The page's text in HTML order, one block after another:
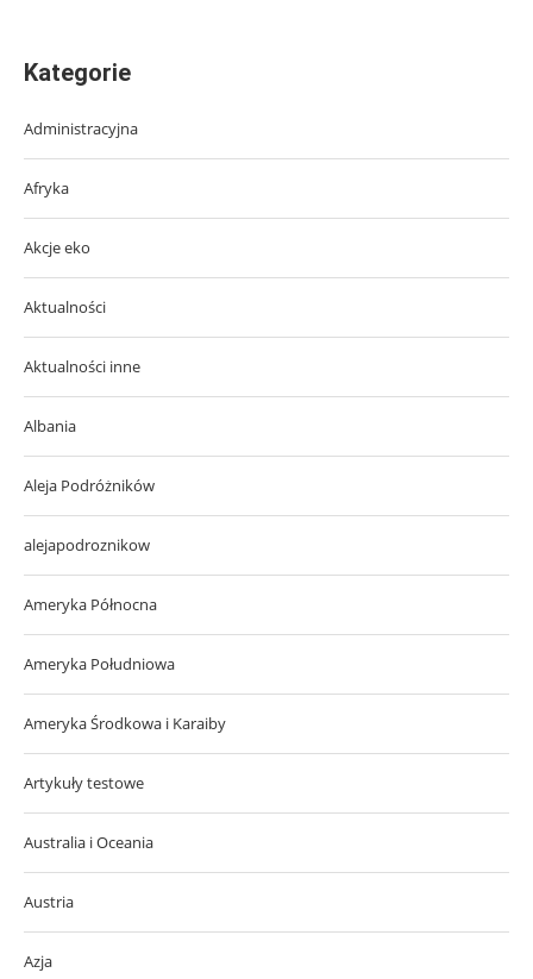
Kategorie
Administracyjna
Afryka
Akcje eko
Aktualności
Aktualności inne
Albania
Aleja Podróżników
alejapodroznikow
Ameryka Północna
Ameryka Południowa
Ameryka Środkowa i Karaiby
Artykuły testowe
Australia i Oceania
Austria
Azja